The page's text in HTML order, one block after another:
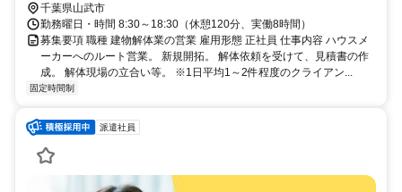
千葉県山武市
勤務曜日・時間 8:30～18:30（休憩120分、実働8時間）
募集要項 職種 建物解体業の営業 雇用形態 正社員 仕事内容 ハウスメ
ーカーへのルート営業。 新規開拓。 解体依頼を受けて、見積書の作
成。 解体現場の立合い等。 ※1日平均1～2件程度のクライアン...
固定時間制
派遣社員